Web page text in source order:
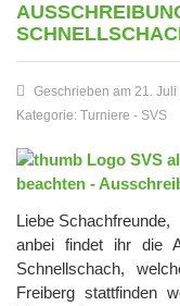
Geschrieben am 21. Juli
Kategorie: Turniere - SVS
beachten -
Liebe Schachfreunde,
anbei findet ihr die
Schnellschach,
Freiberg stattfinden